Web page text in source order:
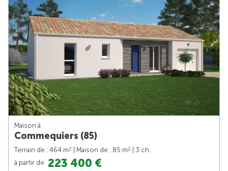
Maison à
Commequiers (85)
Terrain de : 464 m2 | Maison de : 85 m2
| 3 ch.
à partir de 223 400 €